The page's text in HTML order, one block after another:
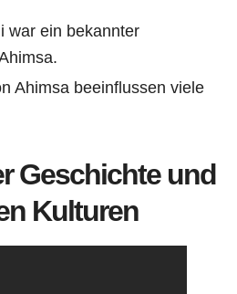
war ein bekannter
Ahimsa beeinflussen viele
Geschichte und
Kulturen